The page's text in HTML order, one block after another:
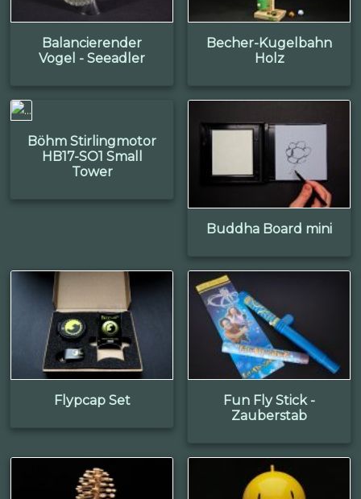
Balancierender
Vogel - Seeadler
Becher-Kugelbahn
Holz
Böhm Stirlingmotor
HB17-SO1 Small
Tower
Buddha Board mini
Flypcap Set
Fun Fly Stick -
Zauberstab